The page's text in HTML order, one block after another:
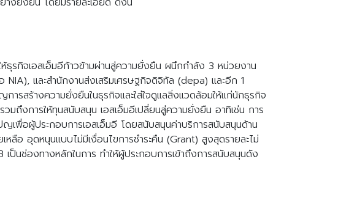
กิจเอสเอ็มอีก้าวข้ามผ่านสู่ความยั่งยืน ผนึกกำลัง 3 หน่วยงาน
และสำนักงานส่งเสริมเศรษฐกิจดิจิทัล (depa) และอีก 1
รสร้างความยั่งยืนในธุรกิจและใส่ใจดูแลสิ่งแวดล้อมให้แก่นักธุรกิจ
มถึงการให้ทุนสนับสนุน เอสเอ็มอีเปลี่ยนสู่ความยั่งยืน อาทิเช่น การ
เพื่อผู้ประกอบการเอสเอ็มอี โดยสนับสนุนค่าบริการสนับสนุนด้าน
อ อุดหนุนแบบไม่มีเงื่อนไขการชำระคืน (Grant) สูงสุดรายละไม่
ช่องทางหลักในการ ทำให้ผู้ประกอบการเข้าถึงการสนับสนุนดัง